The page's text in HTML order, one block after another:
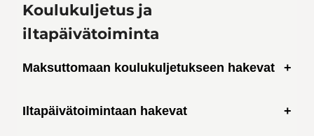
Koulukuljetus ja
iltapäivätoiminta
Maksuttomaan koulukuljetukseen hakevat
Iltapäivätoimintaan hakevat